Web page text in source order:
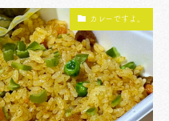
カレーですよ。